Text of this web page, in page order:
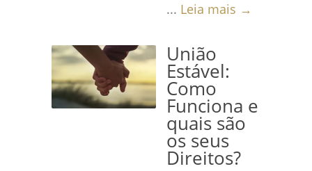
... Leia mais →
União
Estável:
Como
Funciona e
quais são
os seus
Direitos?